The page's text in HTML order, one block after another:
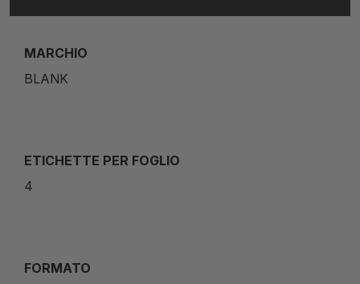
MARCHIO
BLANK
ETICHETTE PER FOGLIO
4
FORMATO